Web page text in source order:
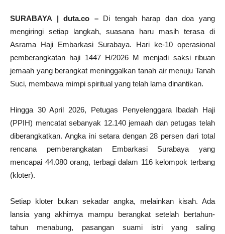
SURABAYA | duta.co –Di tengah harap dan doa yang
mengiringi setiap langkah, suasana haru masih terasa di
Asrama Haji Embarkasi Surabaya. Hari ke-10 operasional
pemberangkatan haji 1447 H/2026 M menjadi saksi ribuan
jemaah yang berangkat meninggalkan tanah air menuju Tanah
Suci, membawa mimpi spiritual yang telah lama dinantikan.
Hingga 30 April 2026, Petugas Penyelenggara Ibadah Haji
(PPIH) mencatat sebanyak 12.140 jemaah dan petugas telah
diberangkatkan. Angka ini setara dengan 28 persen dari total
rencana pemberangkatan Embarkasi Surabaya yang
mencapai 44.080 orang, terbagi dalam 116 kelompok terbang
(kloter).
Setiap kloter bukan sekadar angka, melainkan kisah. Ada
lansia yang akhirnya mampu berangkat setelah bertahun-
tahun menabung, pasangan suami istri yang saling